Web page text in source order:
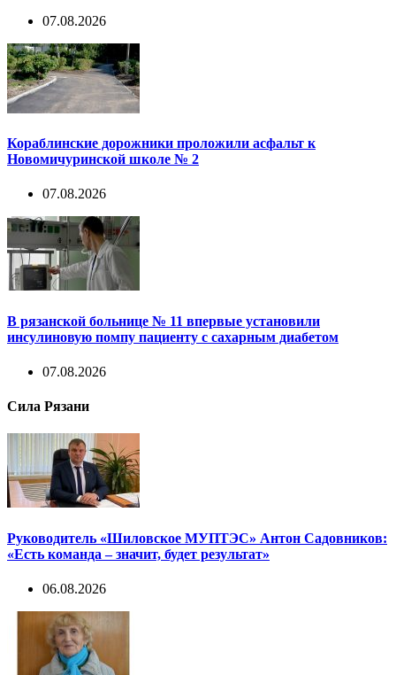
07.08.2026
Кораблинские дорожники проложили асфальт к
Новомичуринской школе № 2
07.08.2026
В рязанской больнице № 11 впервые установили
инсулиновую помпу пациенту с сахарным диабетом
07.08.2026
Сила Рязани
Руководитель «Шиловское МУПТЭС» Антон Садовников:
«Есть команда – значит, будет результат»
06.08.2026